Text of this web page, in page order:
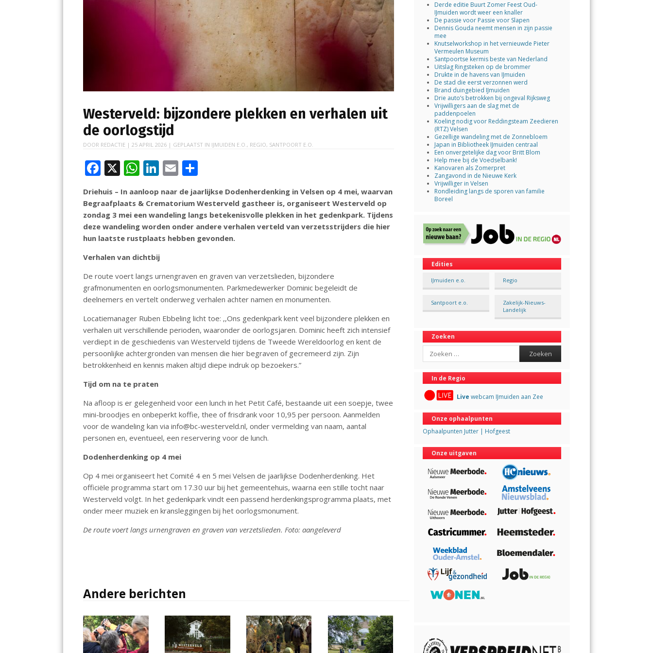
Westerveld: bijzondere plekken en verhalen uit
de oorlogstijd
DOOR REDACTIE |25 APRIL 2026 | GEPLAATST IN IJMUIDEN E.O., REGIO, SANTPOORT E.O.
F
ac
e
b
o
o
k
X W
h
at
s
A
p
p
Li
n
k
e
dI
n
E
m
ai
l
e
n
Driehuis – In aanloop naar de jaarlijkse Dodenherdenking in Velsen op 4 mei, waarvan
Begraafplaats & Crematorium Westerveld gastheer is, organiseert Westerveld op
zondag 3 mei een wandeling langs betekenisvolle plekken in het gedenkpark. Tijdens
deze wandeling worden onder andere verhalen verteld van verzetsstrijders die hier
hun laatste rustplaats hebben gevonden.
Verhalen van dichtbij
De route voert langs urnengraven en graven van verzetslieden, bijzondere
grafmonumenten en oorlogsmonumenten. Parkmedewerker Dominic begeleidt de
deelnemers en vertelt onderweg verhalen achter namen en monumenten.
Locatiemanager Ruben Ebbeling licht toe: ,,Ons gedenkpark kent veel bijzondere plekken en
verhalen uit verschillende perioden, waaronder de oorlogsjaren. Dominic heeft zich intensief
verdiept in de geschiedenis van Westerveld tijdens de Tweede Wereldoorlog en kent de
persoonlijke achtergronden van mensen die hier begraven of gecremeerd zijn. Zijn
betrokkenheid en kennis maken altijd diepe indruk op bezoekers.”
Tijd om na te praten
Na afloop is er gelegenheid voor een lunch in het Petit Café, bestaande uit een soepje, twee
mini-broodjes en onbeperkt koffie, thee of frisdrank voor 10,95 per persoon. Aanmelden
voor de wandeling kan via info@bc-westerveld.nl, onder vermelding van naam, aantal
personen en, eventueel, een reservering voor de lunch.
Dodenherdenking op 4 mei
Op 4 mei organiseert het Comité 4 en 5 mei Velsen de jaarlijkse Dodenherdenking. Het
officiële programma start om 17.30 uur bij het gemeentehuis, waarna een stille tocht naar
Westerveld volgt. In het gedenkpark vindt een passend herdenkingsprogramma plaats, met
onder meer muziek en kransleggingen bij het oorlogsmonument.
De route voert langs urnengraven en graven van verzetslieden. Foto: aangeleverd
Andere berichten
Derde editie Buurt Zomer Feest Oud-
IJmuiden wordt weer een knaller
De passie voor Passie voor Slapen
Dennis Gouda neemt mensen in zijn passie
mee
Knutselworkshop in het vernieuwde Pieter
Vermeulen Museum
Santpoortse kermis beste van Nederland
Uitslag Ringsteken op de brommer
Drukte in de havens van IJmuiden
De stad die eerst verzonnen werd
Brand duingebied IJmuiden
Drie auto’s betrokken bij ongeval Rijksweg
Vrijwilligers aan de slag met de
paddenpoelen
Koeling nodig voor Reddingsteam Zeedieren
(RTZ) Velsen
Gezellige wandeling met de Zonnebloem
Japan in Bibliotheek IJmuiden centraal
Een onvergetelijke dag voor Britt Blom
Help mee bij de Voedselbank!
Kanovaren als Zomerpret
Zangavond in de Nieuwe Kerk
Vrijwilliger in Velsen
Rondleiding langs de sporen van familie
Boreel
Edities
IJmuiden e.o. Regio
Santpoort e.o.
Zakelijk-Nieuws-
Landelijk
Zoeken
Search
In de Regio
Live webcam IJmuiden aan Zee
Onze ophaalpunten
Ophaalpunten Jutter | Hofgeest
Onze uitgaven